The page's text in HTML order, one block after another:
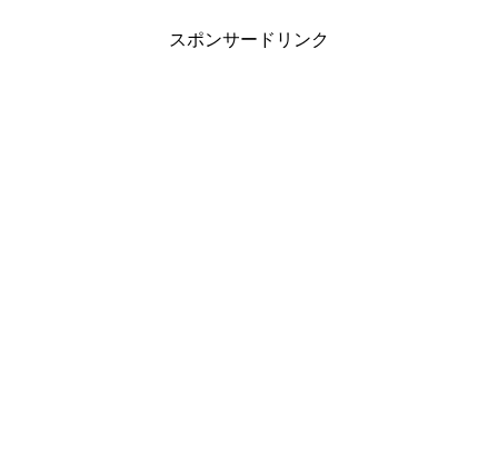
スポンサードリンク